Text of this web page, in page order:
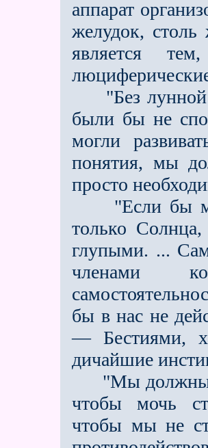
аппарат
желудок,
является
"Без лунной
были бы не
могли
понятия, мы
просто
"Если бы мы,
только
глупыми. ...
членами
бы в нас не
— Бестиями,
дичайшие
"Мы должны
чтобы мочь
чтобы мы не